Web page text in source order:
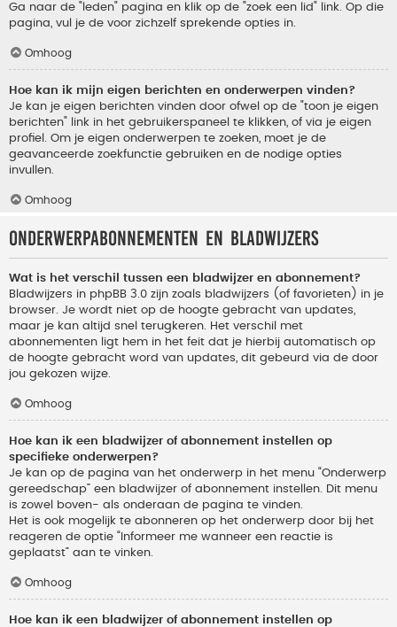
Ga naar de "leden" pagina en klik op de "zoek een lid" link. Op die
pagina, vul je de voor zichzelf sprekende opties in.
Omhoog
Hoe kan ik mijn eigen berichten en onderwerpen vinden?
Je kan je eigen berichten vinden door ofwel op de "toon je eigen
berichten" link in het gebruikerspaneel te klikken, of via je eigen
profiel. Om je eigen onderwerpen te zoeken, moet je de
geavanceerde zoekfunctie gebruiken en de nodige opties
invullen.
Omhoog
Onderwerpabonnementen en bladwijzers
Wat is het verschil tussen een bladwijzer en abonnement?
Bladwijzers in phpBB 3.0 zijn zoals bladwijzers (of favorieten) in je
browser. Je wordt niet op de hoogte gebracht van updates,
maar je kan altijd snel terugkeren. Het verschil met
abonnementen ligt hem in het feit dat je hierbij automatisch op
de hoogte gebracht word van updates, dit gebeurd via de door
jou gekozen wijze.
Omhoog
Hoe kan ik een bladwijzer of abonnement instellen op
specifieke onderwerpen?
Je kan op de pagina van het onderwerp in het menu “Onderwerp
gereedschap” een bladwijzer of abonnement instellen. Dit menu
is zowel boven- als onderaan de pagina te vinden.
Het is ook mogelijk te abonneren op het onderwerp door bij het
reageren de optie “Informeer me wanneer een reactie is
geplaatst” aan te vinken.
Omhoog
Hoe kan ik een bladwijzer of abonnement instellen op